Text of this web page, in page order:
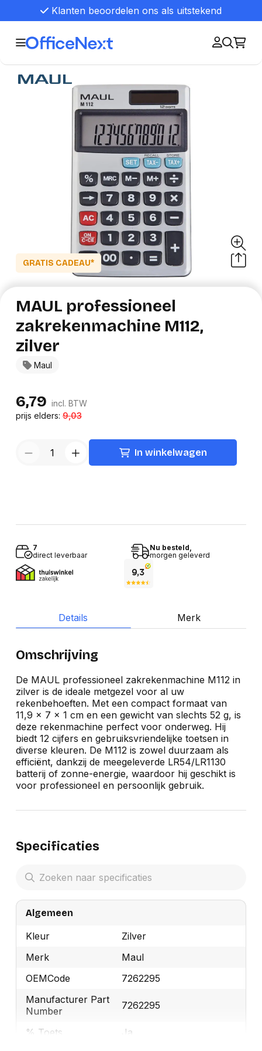
Klanten beoordelen ons als uitstekend
GRATIS CADEAU*
Maul
MAUL professioneel
zakrekenmachine M112,
zilver
6,79 incl. BTW
prijs elders:9,03
In winkelwagen
7
direct leverbaar
Nu besteld,
morgen geleverd
Details Merk
Omschrijving
De MAUL professioneel zakrekenmachine M112 in
zilver is de ideale metgezel voor al uw
rekenbehoeften. Met een compact formaat van
11,9 x 7 x 1 cm en een gewicht van slechts 52 g, is
deze rekenmachine perfect voor onderweg. Hij
biedt 12 cijfers en gebruiksvriendelijke toetsen in
diverse kleuren. De M112 is zowel duurzaam als
efficiënt, dankzij de meegeleverde LR54/LR1130
batterij of zonne-energie, waardoor hij geschikt is
voor professioneel en persoonlijk gebruik.
Specificaties
Algemeen
Kleur
Zilver
Merk
Maul
OEMCode
7262295
Manufacturer Part
Number
7262295
% Toets
Ja